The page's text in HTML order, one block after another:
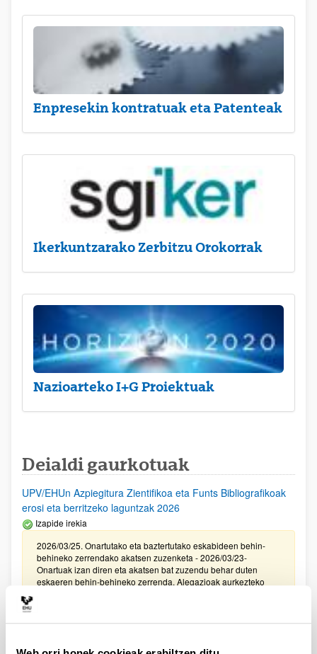
Enpresekin kontratuak eta Patenteak
Ikerkuntzarako Zerbitzu Orokorrak
Nazioarteko I+G Proiektuak
Deialdi gaurkotuak
UPV/EHUn Azpiegitura Zientifikoa eta Funts Bibliografikoak
erosi eta berritzeko laguntzak 2026
Izapide irekia
2026/03/25. Onartutako eta baztertutako eskabideen behin-
behineko zerrendako akatsen zuzenketa - 2026/03/23-
Onartuak izan diren eta akatsen bat zuzendu behar duten
eskaeren behin-behineko zerrenda. Alegazioak aurkezteko
Zientzia, Teknologia eta Berrikuntza arloetako kultura